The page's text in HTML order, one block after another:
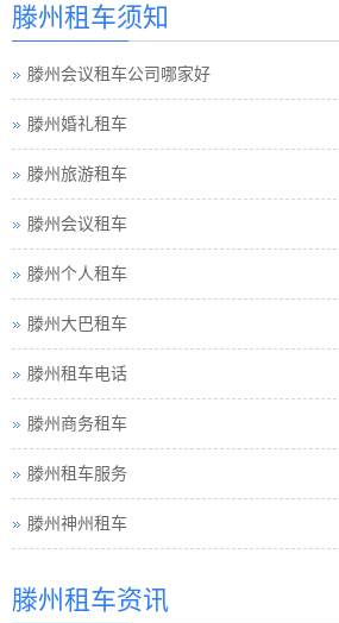
滕州租车须知
滕州会议租车公司哪家好
滕州婚礼租车
滕州旅游租车
滕州会议租车
滕州个人租车
滕州大巴租车
滕州租车电话
滕州商务租车
滕州租车服务
滕州神州租车
滕州租车资讯